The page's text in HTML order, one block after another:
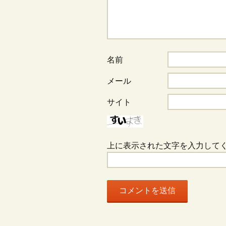
名前
メール
サイト
上に表示された文字を入力して